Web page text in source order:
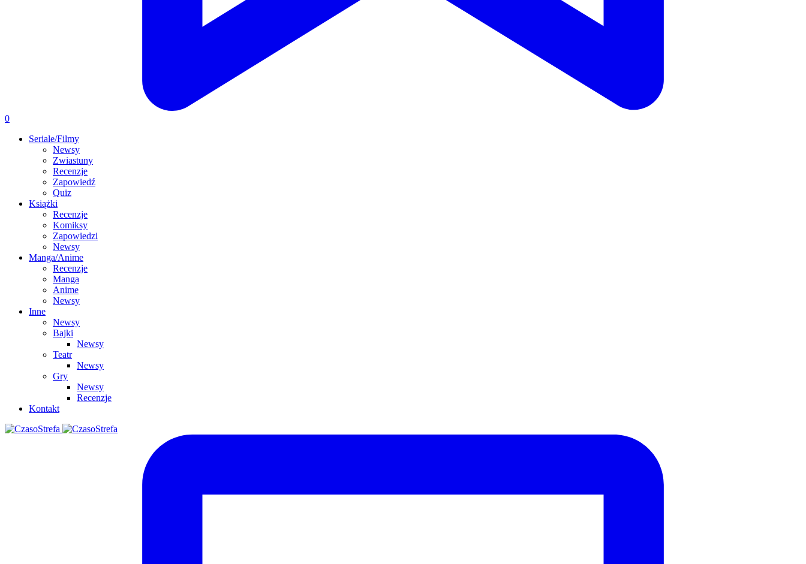
0
Seriale/Filmy
Newsy
Zwiastuny
Recenzje
Zapowiedź
Quiz
Książki
Recenzje
Komiksy
Zapowiedzi
Newsy
Manga/Anime
Recenzje
Manga
Anime
Newsy
Inne
Newsy
Bajki
Newsy
Teatr
Newsy
Gry
Newsy
Recenzje
Kontakt